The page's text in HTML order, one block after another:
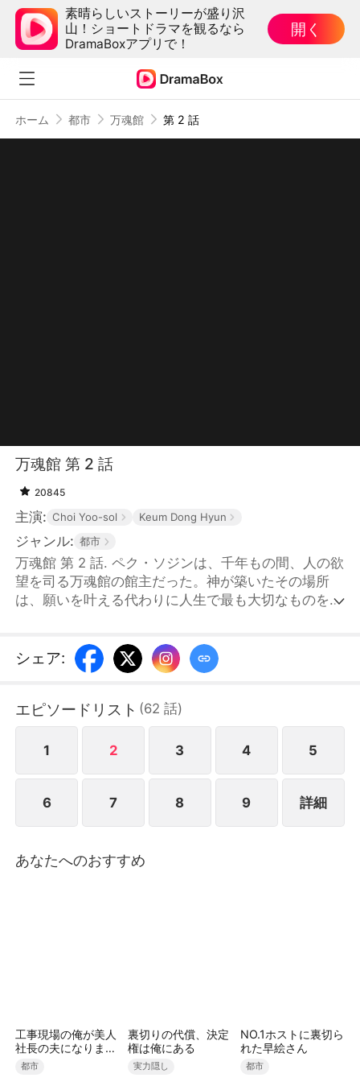
素晴らしいストーリーが盛り沢
山！ショートドラマを観るなら
DramaBoxアプリで！
開く
ホーム 都市 万魂館 第 2 話
万魂館 第 2 話
20845
主演: Choi Yoo-sol Keum Dong Hyun
ジャンル: 都市
万魂館 第 2 話. ペク・ソジンは、千年もの間、人の欲
望を司る万魂館の館主だった。神が築いたその場所
は、願いを叶える代わりに人生で最も大切なものを代
た。1年前、イ家が山神の呪いを受けて不運に見舞わ
れると、当主イ・スンチャンは彼女の前に跪き、助け
し、ソジンは1年間、イ家を守ることを約束する。だ
が時が経つにつれ、イ家の人々は彼女を居候のように
扱い、不満を募らせ、ついには追い出そうと決める。
ク・ソジンを捜せ」という言葉を残したとの知らせが
届く。一族の盛大な宴が開かれた日、チェ家の一行が
イ家を訪れ、跪いてソジンに再び人を救ってほしいと
シェア:
エピソードリスト (62 話)
1 2 3 4 5
6 7 8 9 詳細
あなたへのおすすめ
工事現場の俺が美人
社長の夫になりまし
た
都市
裏切りの代償、決定
権は俺にある
実力隠し
NO.1ホストに裏切ら
れた早絵さん
都市